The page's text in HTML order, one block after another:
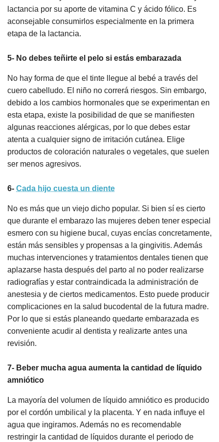
lactancia por su aporte de vitamina C y ácido fólico. Es
aconsejable consumirlos especialmente en la primera
etapa de la lactancia.
5- No debes teñirte el pelo si estás embarazada
No hay forma de que el tinte llegue al bebé a través del
cuero cabelludo. El niño no correrá riesgos. Sin embargo,
debido a los cambios hormonales que se experimentan en
esta etapa, existe la posibilidad de que se manifiesten
algunas reacciones alérgicas, por lo que debes estar
atenta a cualquier signo de irritación cutánea. Elige
productos de coloración naturales o vegetales, que suelen
ser menos agresivos.
6- Cada hijo cuesta un diente
No es más que un viejo dicho popular. Si bien sí es cierto
que durante el embarazo las mujeres deben tener especial
esmero con su higiene bucal, cuyas encías concretamente,
están más sensibles y propensas a la gingivitis. Además
muchas intervenciones y tratamientos dentales tienen que
aplazarse hasta después del parto al no poder realizarse
radiografías y estar contraindicada la administración de
anestesia y de ciertos medicamentos. Esto puede producir
complicaciones en la salud bucodental de la futura madre.
Por lo que si estás planeando quedarte embarazada es
conveniente acudir al dentista y realizarte antes una
revisión.
7- Beber mucha agua aumenta la cantidad de líquido
amniótico
La mayoría del volumen de líquido amniótico es producido
por el cordón umbilical y la placenta. Y en nada influye el
agua que ingiramos. Además no es recomendable
restringir la cantidad de líquidos durante el periodo de